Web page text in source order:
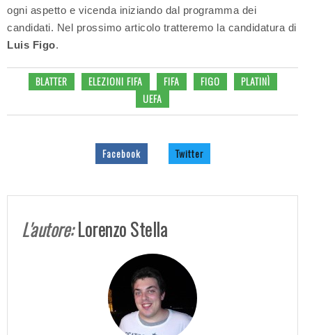
ogni aspetto e vicenda iniziando dal programma dei
candidati. Nel prossimo articolo tratteremo la candidatura di
Luis Figo.
BLATTER ELEZIONI FIFA FIFA FIGO
PLATINÌ
UEFA
Facebook Twitter
L'autore:Lorenzo Stella